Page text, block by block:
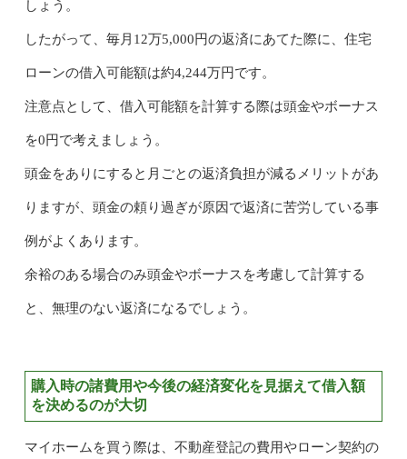
しょう。
したがって、毎月12万5,000円の返済にあてた際に、住宅
ローンの借入可能額は約4,244万円です。
注意点として、借入可能額を計算する際は頭金やボーナス
を0円で考えましょう。
頭金をありにすると月ごとの返済負担が減るメリットがあ
りますが、頭金の頼り過ぎが原因で返済に苦労している事
例がよくあります。
余裕のある場合のみ頭金やボーナスを考慮して計算する
と、無理のない返済になるでしょう。
購入時の諸費用や今後の経済変化を見据えて借入額
を決めるのが大切
マイホームを買う際は、不動産登記の費用やローン契約の